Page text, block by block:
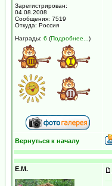
Зарегистрирован:
04.08.2008
Сообщения: 7519
Откуда: Россия
Награды: 6 (Подробнее... )
Вернуться к началу
Е.М.